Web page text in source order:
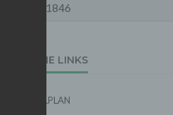
1846
EXTERNE LINKS
SPIELPLAN